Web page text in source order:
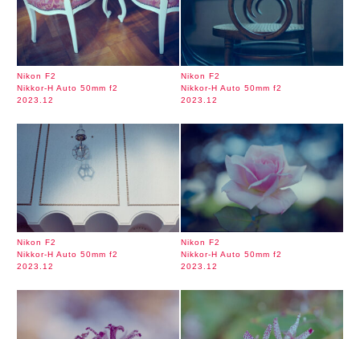
Nikon F2
Nikkor-H Auto 50mm f2
2023.12
Nikon F2
Nikkor-H Auto 50mm f2
2023.12
Nikon F2
Nikkor-H Auto 50mm f2
2023.12
Nikon F2
Nikkor-H Auto 50mm f2
2023.12